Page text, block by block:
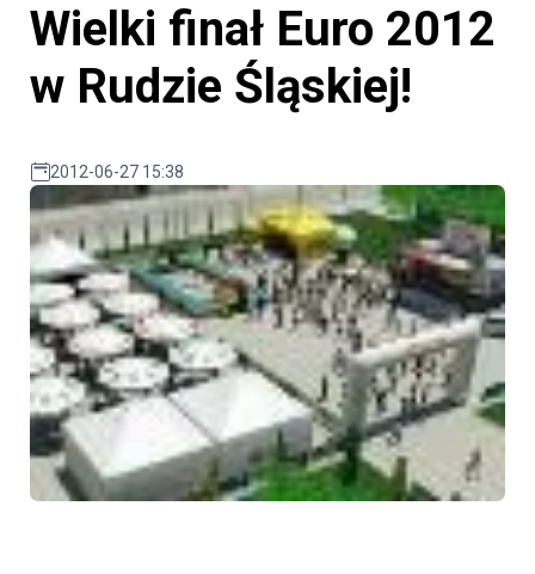
Wielki finał Euro 2012
w Rudzie Śląskiej!
2012-06-27 15:38